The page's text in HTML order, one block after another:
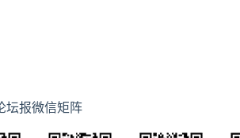
坛报微信矩阵